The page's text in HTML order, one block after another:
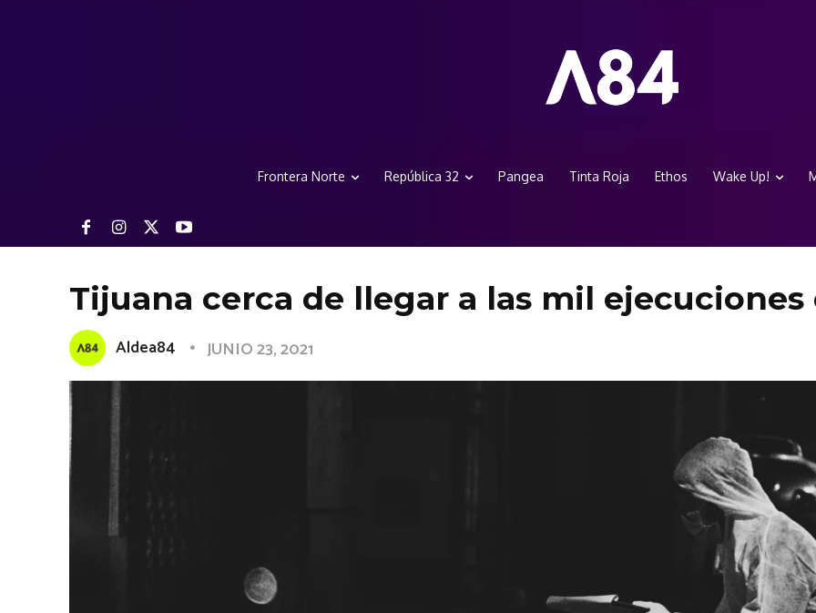
Frontera Norte República 32 Pangea Tinta Roja Ethos Wake Up!
Tijuana cerca de llegar a las mil ejecuciones
Aldea84 JUNIO 23, 2021